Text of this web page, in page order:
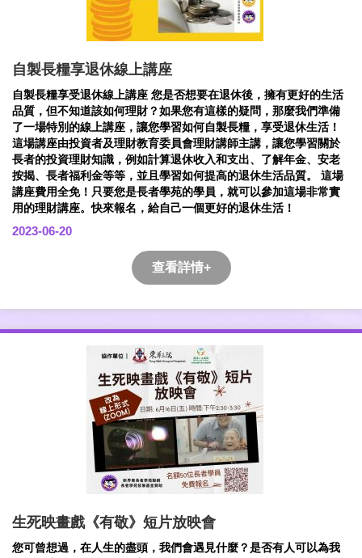
自製長糧享退休線上講座
自製長糧享受退休線上講座 您是否想要在退休後，擁有更好的生活
品質，但不知道該如何理財？如果您有這樣的疑問，那麼我們準備
了一場特別的線上講座，讓您學習如何自製長糧，享受退休生活！
這場講座由投資者及理財教育委員會理財講師主講，讓您學習關於
長者的投資理財知識，例如計算退休收入和支出、了解年金、安老
按揭、長者福利金等等，並且學習如何提高的退休生活品質。 這場
講座費用全免！只要您是長者學苑的學員，就可以參加這場非常實
用的理財講座。快來報名，給自己一個更好的退休生活！
2023-06-20
查看詳情+
生死映畫戲《有敬》短片放映會
您可曾想過，在人生的盡頭，我們會遇見什麼？是否有人可以為我